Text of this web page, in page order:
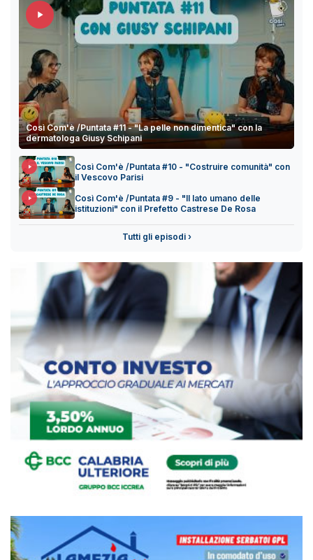
Così Com'è /Puntata #11 - "La pelle non dimentica" con la
dermatologa Giusy Schipani
Così Com'è /Puntata #10 - "Costruire comunità" con
il Vescovo Parisi
Così Com'è /Puntata #9 - "Il lato umano delle
istituzioni" con il Prefetto Castrese De Rosa
Tutti gli episodi ›